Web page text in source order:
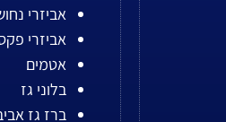
אביזרי
אביזרי
אטמים
בלוני גז
ברז גז